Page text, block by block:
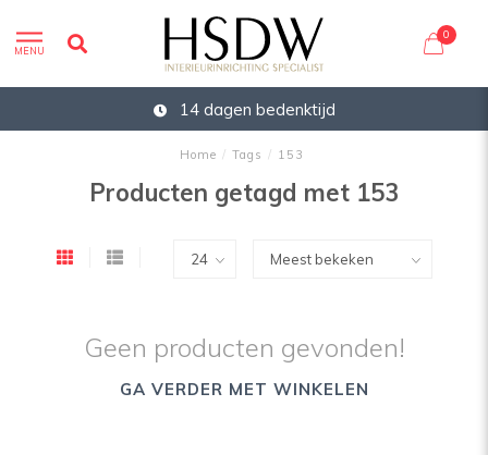
MENU
0
14 dagen bedenktijd
Home / Tags / 153
Producten getagd met 153
Geen producten gevonden!
GA VERDER MET WINKELEN